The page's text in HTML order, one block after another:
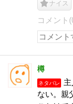
ナイス
コメント
樽
ネタバレ
ない。親